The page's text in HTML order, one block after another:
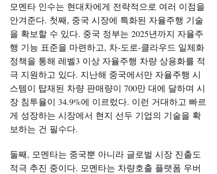
모멘타 인수는 현대차에게 전략적으로 여러 이점을
안겨준다. 첫째, 중국 시장에 특화된 자율주행 기술
을 확보할 수 있다. 중국 정부는 2025년까지 자율주
행 기능 표준을 마련하고, 차-도로-클라우드 일체화
정책을 통해 레벨3 이상 자율주행 차량 상용화를 적
극 지원하고 있다. 지난해 중국에서만 자율주행 시
스템이 탑재된 차량 판매량이 700만 대에 달하며 시
장 침투율이 34.9%에 이르렀다. 이런 거대하고 빠르
게 성장하는 시장에서 현지 선두 기업의 기술을 확
보하는 건 필수다.​
둘째, 모멘타는 중국뿐 아니라 글로벌 시장 진출도
적극 추진 중이다. 모멘타는 차량호출 플랫폼 우버